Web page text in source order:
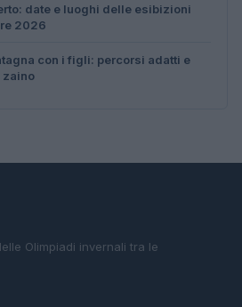
date e luoghi delle esibizioni
2026
con i figli: percorsi adatti e
zaino
Olimpiadi invernali tra le